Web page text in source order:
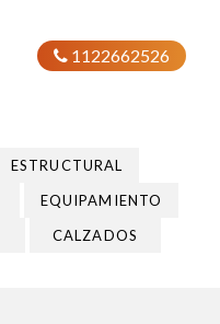
1122662526
ESTRUCTURAL
EQUIPAMIENTO
CALZADOS